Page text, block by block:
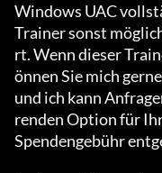
Windows UAC
Trainer sonst
rt. Wenn dieser
önnen Sie mich
und ich kann
renden Option für
Spendengebühr